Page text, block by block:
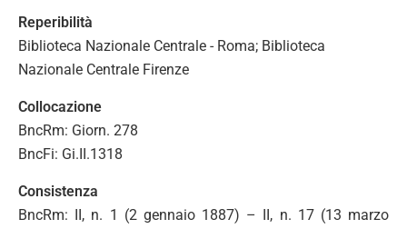
Reperibilità
Biblioteca Nazionale Centrale - Roma; Biblioteca
Nazionale Centrale Firenze
Collocazione
BncRm: Giorn. 278
BncFi: Gi.II.1318
Consistenza
BncRm: II, n. 1 (2 gennaio 1887) – II, n. 17 (13 marzo